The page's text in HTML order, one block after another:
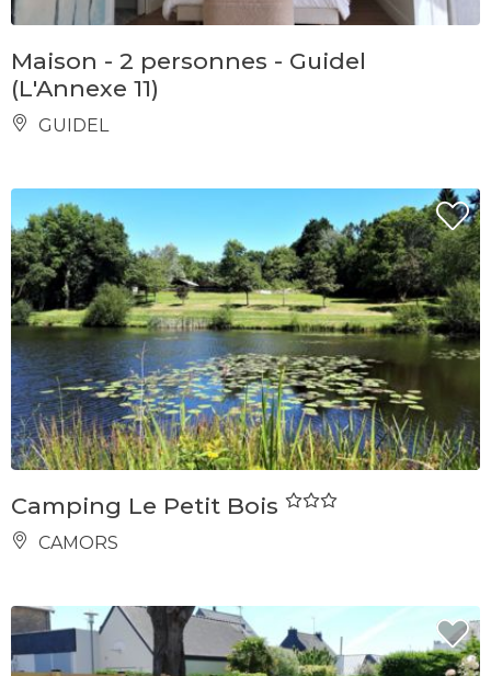
Maison - 2 personnes - Guidel
(L'Annexe 11)
GUIDEL
Camping Le Petit Bois
CAMORS